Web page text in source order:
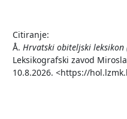
Citiranje:
Å. Hrvatski obiteljski leksikon
Leksikografski zavod
10.8.2026. <https://